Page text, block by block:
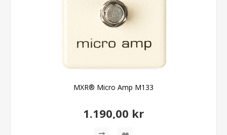
MXR® Micro Amp M133
1.190,00 kr